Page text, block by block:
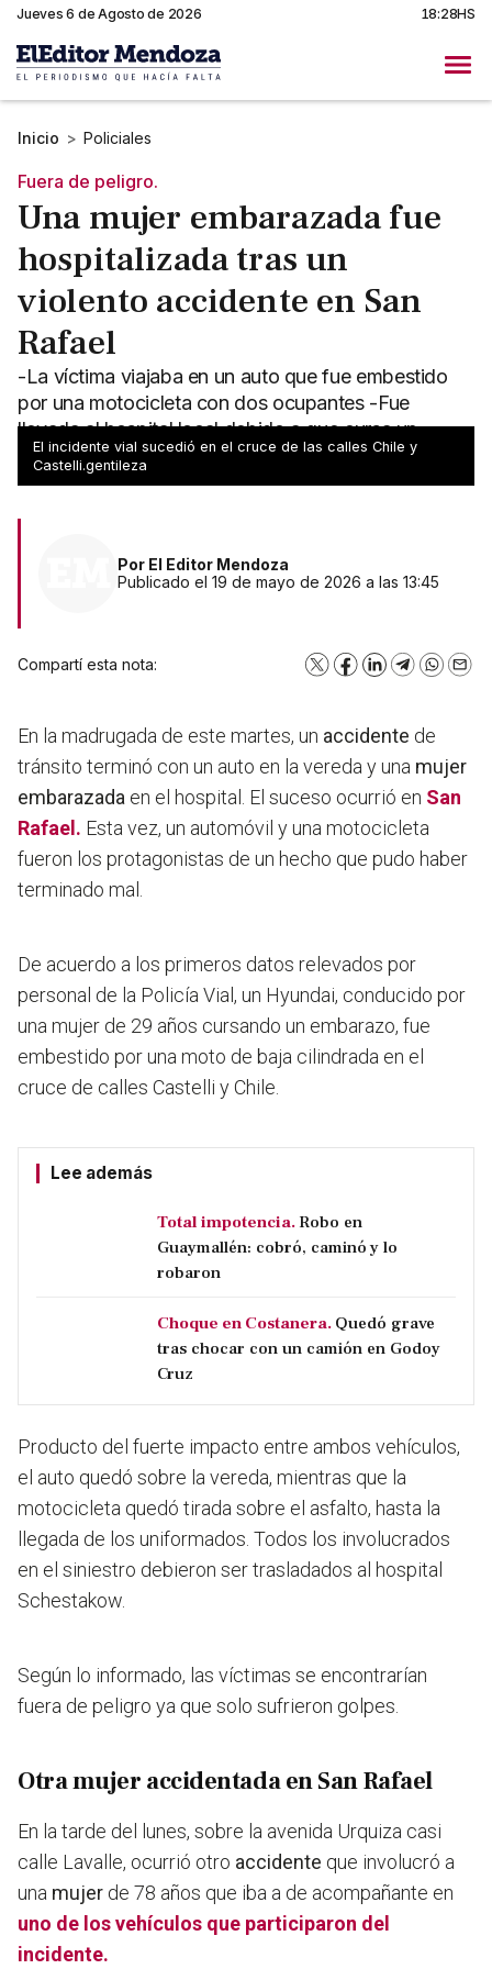
Jueves 6 de Agosto de 2026 18:28HS
Inicio > Policiales
Fuera de peligro.
Una mujer embarazada fue
hospitalizada tras un
violento accidente en San
Rafael
-La víctima viajaba en un auto que fue embestido
por una motocicleta con dos ocupantes -Fue
llevada al hospital local debido a que cursa un
embarazo
El incidente vial sucedió en el cruce de las calles Chile y
Castelli.gentileza
Por El Editor Mendoza
Publicado el 19 de mayo de 2026 a las 13:45
Compartí esta nota: X Facebook
LinkedInTelegram
En la madrugada de este martes, un accidente de
tránsito terminó con un auto en la vereda y una mujer
embarazada en el hospital. El suceso ocurrió en San
Rafael. Esta vez, un automóvil y una motocicleta
fueron los protagonistas de un hecho que pudo haber
terminado mal.
De acuerdo a los primeros datos relevados por
personal de la Policía Vial, un Hyundai, conducido por
una mujer de 29 años cursando un embarazo, fue
embestido por una moto de baja cilindrada en el
cruce de calles Castelli y Chile.
Lee además
Total impotencia. Robo en
Guaymallén: cobró, caminó y lo
robaron
Choque en Costanera. Quedó grave
tras chocar con un camión en Godoy
Cruz
Producto del fuerte impacto entre ambos vehículos,
el auto quedó sobre la vereda, mientras que la
motocicleta quedó tirada sobre el asfalto, hasta la
llegada de los uniformados. Todos los involucrados
en el siniestro debieron ser trasladados al hospital
Schestakow.
Según lo informado, las víctimas se encontrarían
fuera de peligro ya que solo sufrieron golpes.
Otra mujer accidentada en San Rafael
En la tarde del lunes, sobre la avenida Urquiza casi
calle Lavalle, ocurrió otro accidente que involucró a
una mujer de 78 años que iba a de acompañante en
uno de los vehículos que participaron del
incidente.